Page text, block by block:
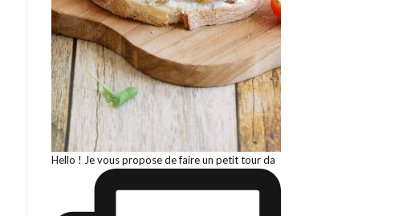
Hello ! Je vous propose de faire un petit tour da